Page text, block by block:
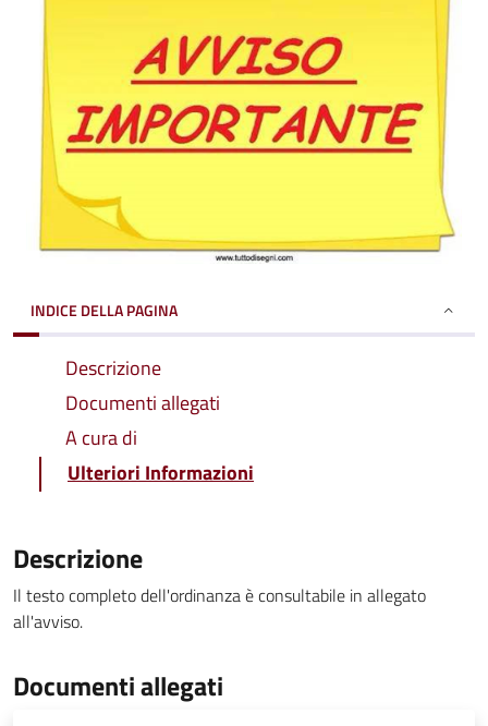
INDICE DELLA PAGINA
Descrizione
Documenti allegati
A cura di
Ulteriori Informazioni
Descrizione
Il testo completo dell'ordinanza è consultabile in allegato
all'avviso.
Documenti allegati